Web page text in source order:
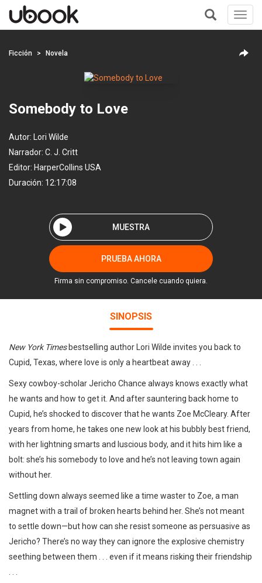
+
Ficción Novela
Somebody to Love
Autor: Lori Wilde
Narrador: C. J. Critt
Editor: HarperCollins USA
Duración: 12:17:08
MUESTRA
PRUEBA AHORA
Firma sin compromiso. Cancele cuando quiera.
SINOPSIS
New York Timesbestselling author Lori Wilde invites you back to
Cupid, Texas, where love is only a heartbeat away . . .
Sexy cowboy-scholar Jericho Chance always knows exactly what
he wants and how to get it. And after sauntering back home to
Cupid, he’s shocked to discover that he wants Zoe McCleary. After
years from home, he takes one new look at his bubbly best friend,
with her lightning smarts and luscious body, and it hits him like a
bolt: she’s his somebody to love and he’s not leaving town again
without her.
Settling down always seemed like a time waster to Zoe, a man
magnet with a trail of broken hearts behind her. She’s not meant
to settle down—but how can she resist someone as persuasive as
Jericho? There’s no way they can ignore the explosive chemistry
seething between them . . . even if it means risking their friendship